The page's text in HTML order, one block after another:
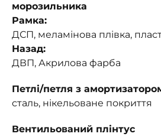
морозильника
Рамка:
ДСП, меламінова плівка,
Назад:
ДВП, Акрилова фарба
Петлі/петля з
сталь, нікельоване покриття
Вентильований плінтус